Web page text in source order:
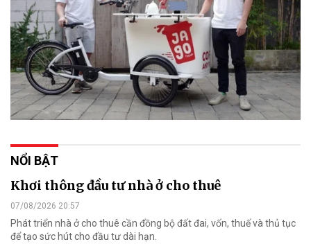
NỔI BẬT
Khơi thông đầu tư nhà ở cho thuê
07/08/2026 20:57
Phát triển nhà ở cho thuê cần đồng bộ đất đai, vốn, thuế và thủ tục
để tạo sức hút cho đầu tư dài hạn.